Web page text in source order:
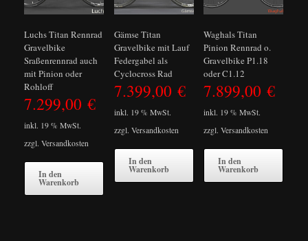
Luchs Titan Rennrad
Gravelbike
Sraßenrennrad auch
mit Pinion oder
Rohloff
7.299,00 €
inkl. 19 % MwSt.
zzgl. Versandkosten
In den
Warenkorb
Gämse Titan
Gravelbike mit Lauf
Federgabel als
Cyclocross Rad
7.399,00 €
inkl. 19 % MwSt.
zzgl. Versandkosten
In den
Warenkorb
Waghals Titan
Pinion Rennrad o.
Gravelbike P1.18
oder C1.12
7.899,00€
inkl. 19 % MwSt.
zzgl.Versandkosten
In den
Warenkorb